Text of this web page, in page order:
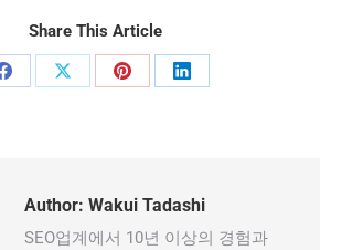
Share This Article
Share
Share
Share
Share
Author: Wakui Tadashi
SEO업계에서 10년 이상의 경험과